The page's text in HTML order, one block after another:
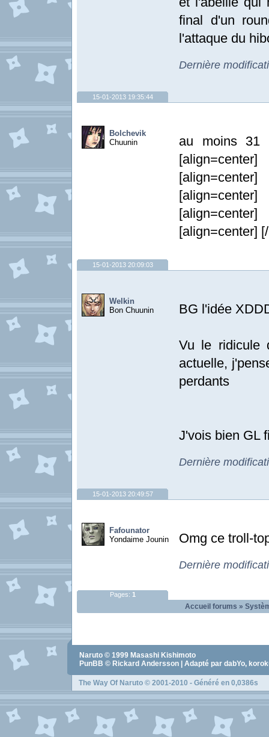
final d'un
l'attaque du
Dernière
15-01-2013 19:35:44
Bolchevik
Chuunin
au moins 31
[align=center]
15-01-2013 20:09:03
Welkin
Bon Chuunin
BG l'idée
Vu le ridicule
actuelle,
perdants
J'vois bien GL
Dernière
15-01-2013 20:49:57
Fafounator
Yondaime Jounin
Omg ce troll-
Dernière
Pages: 1
Accueil forums »
Naruto © 1999 Masashi Kishimoto
PunBB © Rickard Andersson | Adapté par dabYo,
The Way Of Naruto © 2001-2010 - Généré en 0,0386s